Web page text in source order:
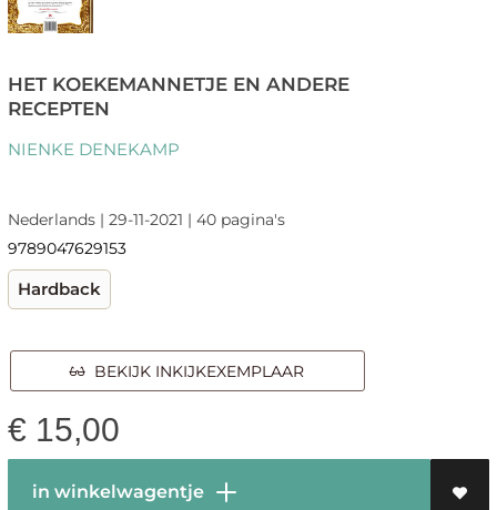
HET KOEKEMANNETJE EN ANDERE
RECEPTEN
NIENKE DENEKAMP
Nederlands | 29-11-2021 | 40 pagina's
9789047629153
Hardback
BEKIJK INKIJKEXEMPLAAR
€ 15,00
in winkelwagentje